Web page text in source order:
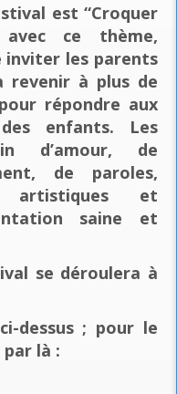
est “Croquer
ce thème,
inviter les parents
revenir à plus de
répondre aux
enfants. Les
d’amour, de
de paroles,
artistiques et
saine et
se déroulera à
dessus ; pour le
là :